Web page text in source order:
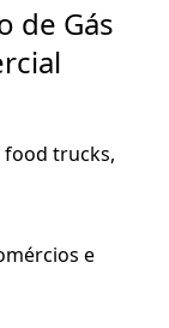
de Gás
food trucks,
e